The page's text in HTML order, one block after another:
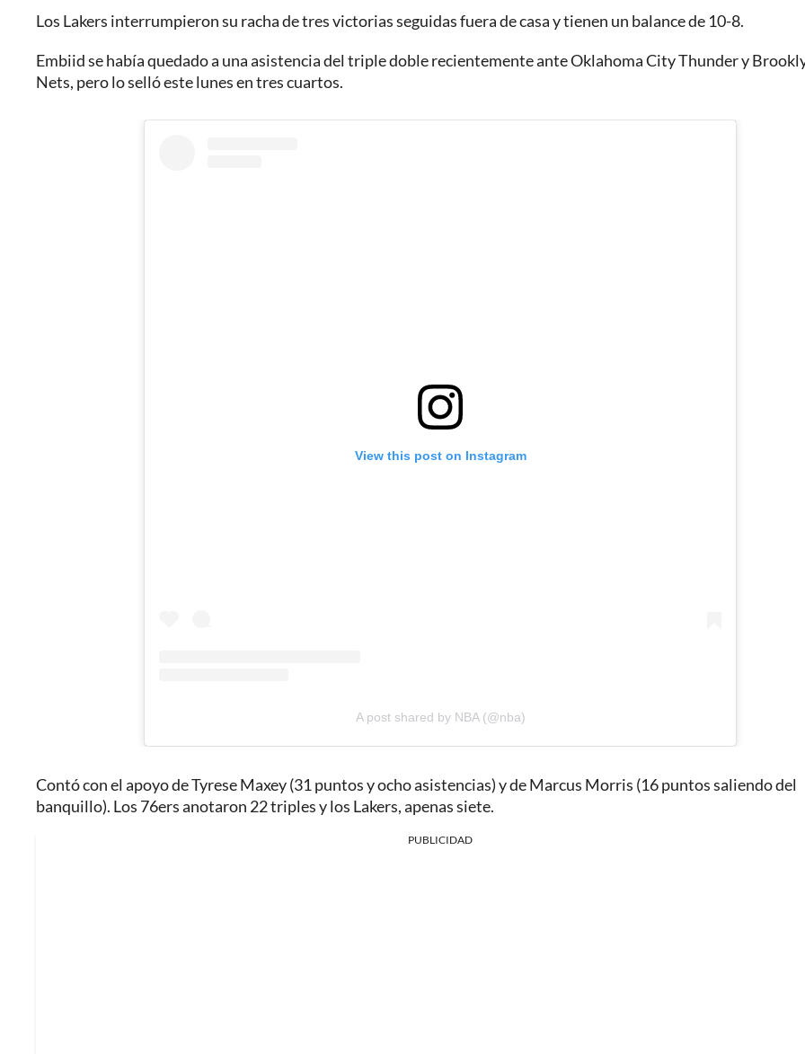
Los Lakers interrumpieron su racha de tres victorias seguidas fuera de casa y tienen un balance de 10-8.
Embiid se había quedado a una asistencia del triple doble recientemente ante Oklahoma City Thunder y
Nets, pero lo selló este lunes en tres cuartos.
View this post on Instagram
A post shared by NBA (@nba)
Contó con el apoyo de Tyrese Maxey (31 puntos y ocho asistencias) y de Marcus Morris (16 puntos saliendo del
banquillo). Los 76ers anotaron 22 triples y los Lakers, apenas siete.
PUBLICIDAD